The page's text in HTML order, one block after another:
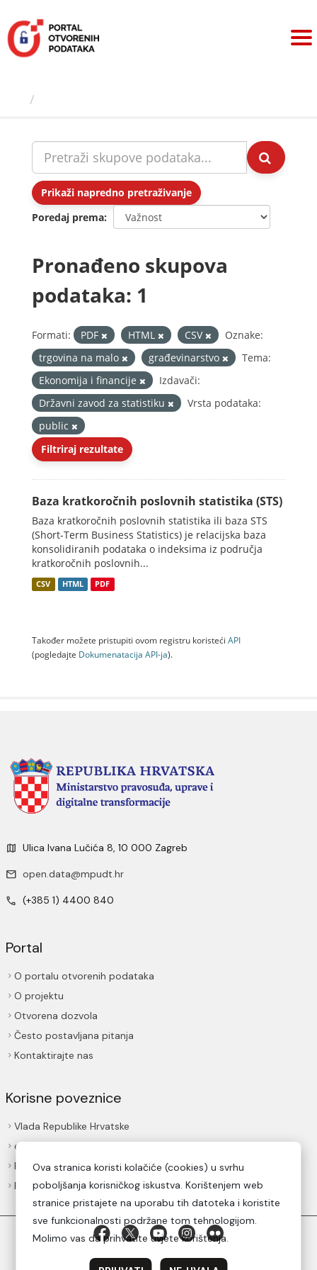
sadržaj
Prikaži napredno pretraživanje
Poredaj prema
Pronađeno skupova
podataka: 1
Formati: PDF HTML CSV
Oznake:
trgovina na malo
građevinarstvo
Tema:
Ekonomija i financije
Izdavači:
Državni zavod za statistiku
Vrsta podataka:
public
Filtriraj rezultate
Baza kratkoročnih poslovnih statistika (STS)
Baza kratkoročnih poslovnih statistika ili baza STS
(Short-Term Business Statistics) je relacijska baza
konsolidiranih podataka o indeksima iz područja
kratkoročnih poslovnih...
CSV HTML PDF
Također možete pristupiti ovom registru koristeći API
(pogledajte Dokumenаtаcijа API-jа).